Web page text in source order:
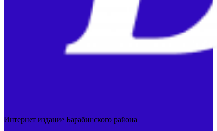
Интернет издание Барабинского района